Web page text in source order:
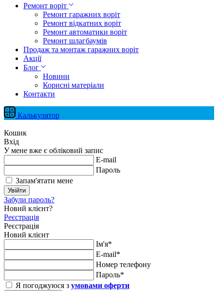
Ремонт воріт
Ремонт гаражних воріт
Ремонт відкатних воріт
Ремонт автоматики воріт
Ремонт шлагбаумів
Продаж та монтаж гаражних воріт
Акції
Блог
Новини
Корисні матеріали
Контакти
Калькулятор
Кошик
Вхід
У мене вже є обліковий запис
E-mail
Пароль
Запам'ятати мене
Увійти
Забули пароль?
Новий клієнт?
Реєстрація
Реєстрація
Новий клієнт
Ім'я*
E-mail*
Номер телефону
Пароль*
Я погоджуюся з умовами оферти